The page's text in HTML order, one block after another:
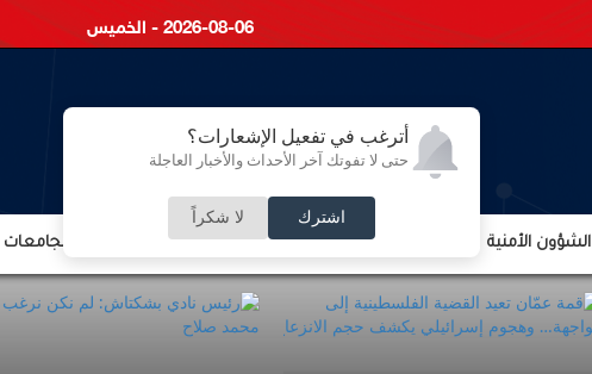
أترغب في تفعيل الإشعارات؟
حتى لا تفوتك آخر الأحداث والأخبار العاجلة
اشترك لا شكراً
2026-08-06 - الخميس
الشؤون الأمنية الشؤون الإقتصادية الشؤون البرلمانية التعليم والجامعات